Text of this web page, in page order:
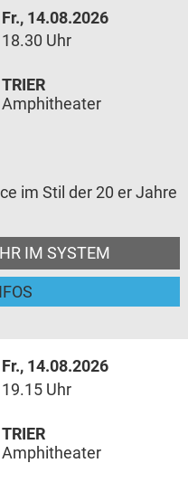
Fr., 14.08.2026
18.30 Uhr
im Stil der 20 er Jahre
IM SYSTEM
TRIER
Amphitheater
Fr., 14.08.2026
19.15 Uhr
TRIER
Amphitheater